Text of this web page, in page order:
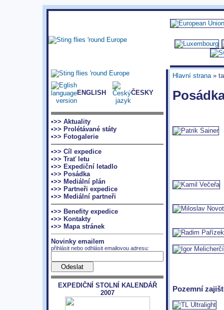
ENGLISH ČESKY
•>> Aktuality
•>> Prolétávané státy
•>> Fotogalerie
•>> Cíl expedice
•>> Trať letu
•>> Expediční letadlo
•>> Posádka
•>> Mediální plán
•>> Partneři expedice
•>> Mediální partneři
•>> Benefity expedice
•>> Kontakty
•>> Mapa stránek
Novinky emailem
přihlásit nebo odhlásit emailovou adresu:
EXPEDIČNÍ STOLNÍ KALENDÁŘ
2007
Hlavní strana»
Pozemní